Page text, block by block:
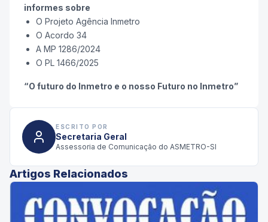
informes sobre
O Projeto Agência Inmetro
O Acordo 34
A MP 1286/2024
O PL 1466/2025
“O futuro do Inmetro e o nosso Futuro no Inmetro”
ESCRITO POR
Secretaria Geral
Assessoria de Comunicação do ASMETRO-SI
Artigos Relacionados